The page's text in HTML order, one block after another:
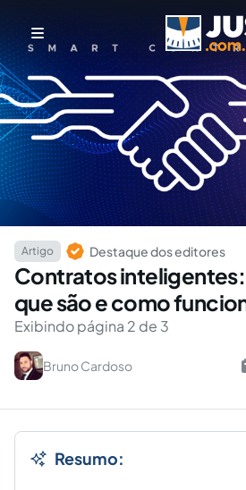
Artigo Destaque dos editores
Contratos
que são e como
Exibindo página 2 de 3
Bruno Cardoso
Resumo: